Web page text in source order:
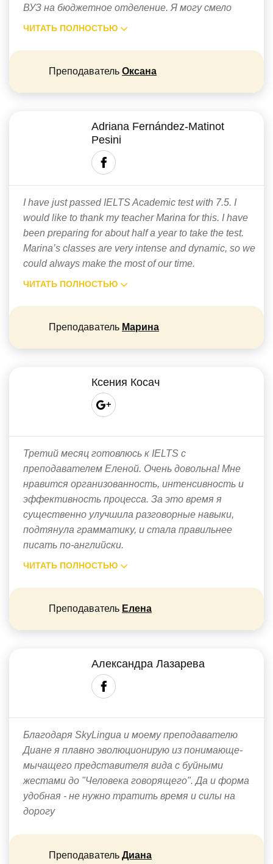
ВУЗ на бюджетное отделение. Я могу смело
ЧИТАТЬ ПОЛНОСТЬЮ
Преподаватель Оксана
Adriana Fernández-Matinot
Pesini
I have just passed IELTS Academic test with 7.5. I
would like to thank my teacher Marina for this. I have
been preparing for about half a year to take the test.
Marina’s classes are very intense and dynamic, so we
could always make the most of our time.
ЧИТАТЬ ПОЛНОСТЬЮ
Преподаватель Марина
Ксения Косач
Третий месяц готовлюсь к IELTS с
преподавателем Еленой. Очень довольна! Мне
нравится организованность, интенсивность и
эффективность процесса. За это время я
существенно улучшила разговорные навыки,
подтянула грамматику, и стала правильнее
писать по-английски.
ЧИТАТЬ ПОЛНОСТЬЮ
Преподаватель Елена
Александра Лазарева
Благодаря SkyLingua и моему преподавателю
Диане я плавно эволюционирую из понимающе-
мычащего представителя вида с буйными
жестами до "Человека говорящего". Да и форма
удобная - не нужно тратить время и силы на
дорогу
Преподаватель Диана